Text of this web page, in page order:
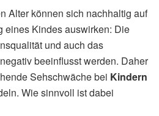
Alter können sich nachhaltig auf
eines Kindes auswirken: Die
und auch das
beeinflusst werden. Daher
Sehschwäche bei Kindern
Wie sinnvoll ist dabei